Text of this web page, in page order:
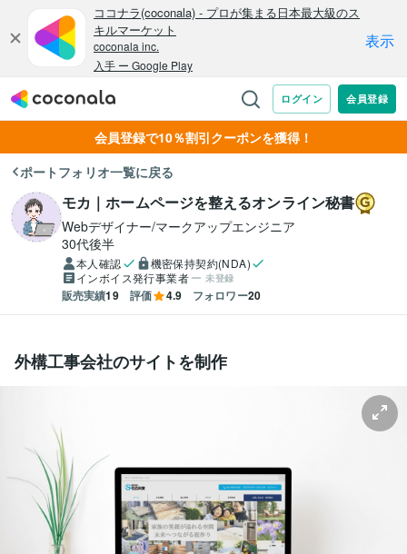
会員登録で10％割引クーポンを獲得！
ポートフォリオ一覧に戻る
モカ｜ホームページを整えるオンライン秘書
Webデザイナー/マークアップエンジニア
30代後半
本人確認
機密保持契約(NDA)
インボイス発行事業者
未登録
販売実績19 評価 4.9 フォロワー20
外構工事会社のサイトを制作